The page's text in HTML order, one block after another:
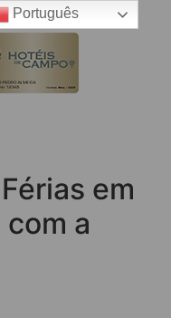
em
a
Português